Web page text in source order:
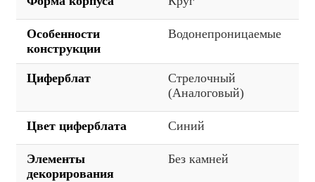
Особенности
конструкции
Водонепроницаемые
Циферблат
Стрелочный
(Аналоговый)
Цвет циферблата Синий
Элементы
декорирования
Без камней